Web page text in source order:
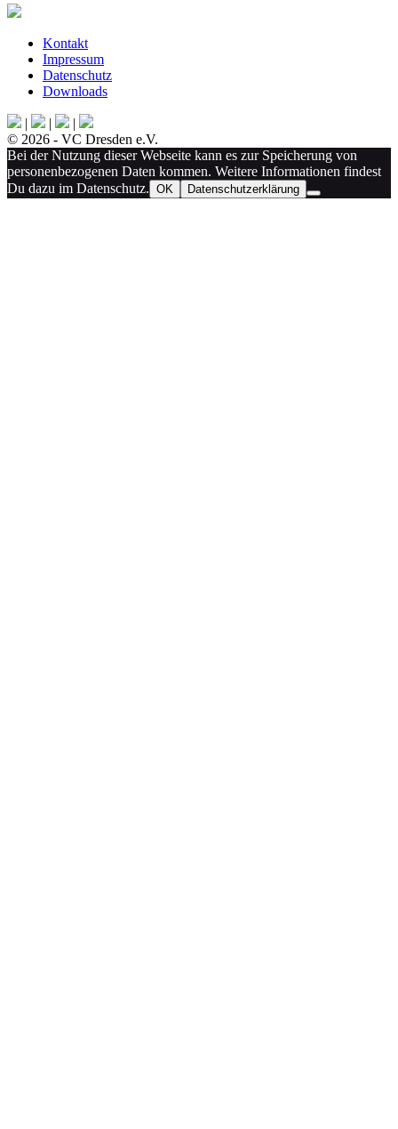
Kontakt
Impressum
Datenschutz
Downloads
| |
|
© 2026 - VC Dresden e.V.
Bei der Nutzung dieser Webseite kann es zur Speicherung von
personenbezogenen Daten kommen. Weitere Informationen findest
Du dazu im Datenschutz. OK Datenschutzerklärung